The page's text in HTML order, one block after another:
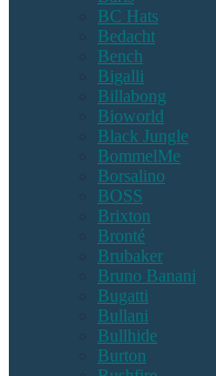
BC Hats
Bedacht
Bench
Bigalli
Billabong
Bioworld
Black Jungle
BommelMe
Borsalino
BOSS
Brixton
Bronté
Brubaker
Bruno Banani
Bugatti
Bullani
Bullhide
Burton